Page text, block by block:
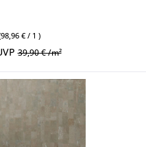
€ / 1 )
39,90 € /m²